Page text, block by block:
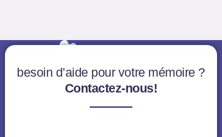
besoin d’aide pour votre mémoire ?
Contactez-nous!